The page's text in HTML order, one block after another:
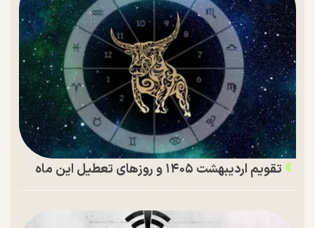
تقویم اردیبهشت ۱۴۰۵ و روز‌های تعطیل این ماه